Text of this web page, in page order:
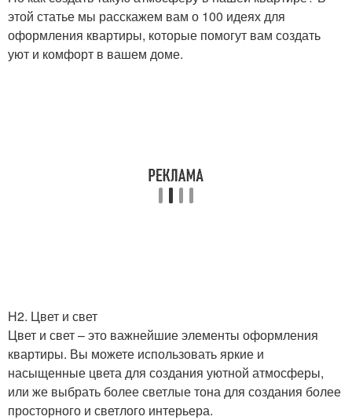
этой статье мы расскажем вам о 100 идеях для
оформления квартиры, которые помогут вам создать
уют и комфорт в вашем доме.
H2. Цвет и свет
Цвет и свет – это важнейшие элементы оформления
квартиры. Вы можете использовать яркие и
насыщенные цвета для создания уютной атмосферы,
или же выбрать более светлые тона для создания более
просторного и светлого интерьера.